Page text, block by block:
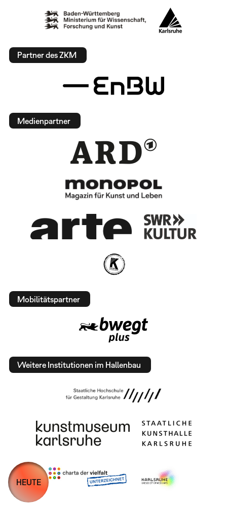
Partner des ZKM
Medienpartner
Mobilitätspartner
Weitere Institutionen im Hallenbau
HEUTE